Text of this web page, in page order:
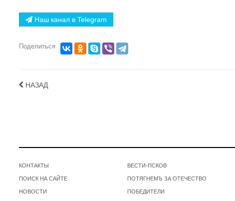
Наш канал в Telegram
Поделиться
НАЗАД
КОНТАКТЫ
ПОИСК НА САЙТЕ
НОВОСТИ
ВЕСТИ-ПСКОВ
ПОТЯГНЕМЪ ЗА ОТЕЧЕСТВО
ПОБЕДИТЕЛИ